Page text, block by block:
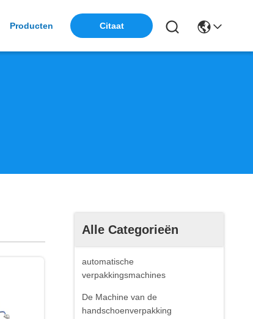
Producten Citaat
Alle Categorieën
automatische
verpakkingsmachines
De Machine van de
handschoenverpakking